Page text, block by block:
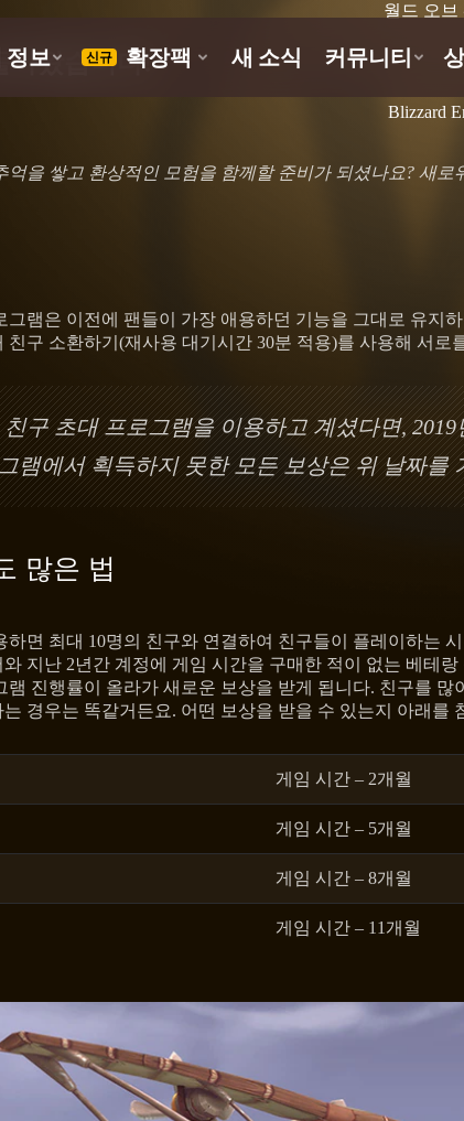
월드 오브
아왔습니다!
Blizzard
억을 쌓고 환상적인 모험을 함께할 준비가 되셨나요? 새
램은 이전에 팬들이 가장 애용하던 기능을 그대로 유
친구 소환하기(재사용 대기시간 30분 적용)를 사용해 서
구 초대 프로그램을 이용하고 계셨다면,
램에서 획득하지 못한 모든 보상은 위 날짜
많은 법
면 최대 10명의 친구와 연결하여 친구들이 플레이하는
지난 2년간 계정에 게임 시간을 구매한 적이 없는 베테
진행률이 올라가 새로운 보상을 받게 됩니다. 친구를
경우는 똑같거든요. 어떤 보상을 받을 수 있는지 아래를
게임 시간 – 2개월
게임 시간 – 5개월
게임 시간 – 8개월
게임 시간 – 11개월